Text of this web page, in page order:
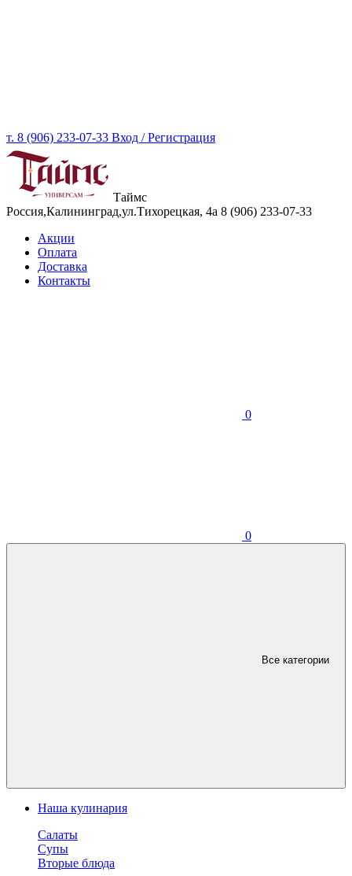
т. 8 (906) 233-07-33 Вход / Регистрация
Таймс
Россия,Калининград,ул.Тихорецкая, 4а 8 (906) 233-07-33
Акции
Оплата
Доставка
Контакты
0
0
Все категории
Наша кулинария
Салаты
Супы
Вторые блюда